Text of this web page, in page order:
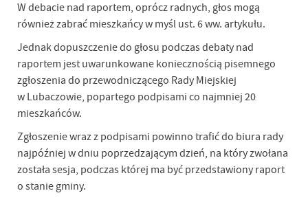
W debacie nad raportem, oprócz radnych, głos mogą
również zabrać mieszkańcy w myśl ust. 6 ww. artykułu.
Jednak dopuszczenie do głosu podczas debaty nad
raportem jest uwarunkowane koniecznością pisemnego
zgłoszenia do przewodniczącego Rady Miejskiej
w Lubaczowie, popartego podpisami co najmniej 20
mieszkańców.
Zgłoszenie wraz z podpisami powinno trafić do biura rady
najpóźniej w dniu poprzedzającym dzień, na który zwołana
została sesja, podczas której ma być przedstawiony raport
o stanie gminy.